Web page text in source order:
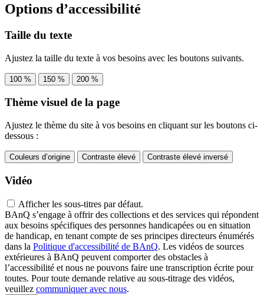
Options d’accessibilité
Taille du texte
Ajustez la taille du texte à vos besoins avec les boutons suivants.
100 % 150 % 200 %
Thème visuel de la page
Ajustez le thème du site à vos besoins en cliquant sur les boutons ci-
dessous :
Couleurs d’origine Contraste élevé Contraste élevé inversé
Vidéo
Afficher les sous-titres par défaut.
BAnQ s’engage à offrir des collections et des services qui répondent
aux besoins spécifiques des personnes handicapées ou en situation
de handicap, en tenant compte de ses principes directeurs énumérés
dans la Politique d'accessibilité de BAnQ. Les vidéos de sources
extérieures à BAnQ peuvent comporter des obstacles à
l’accessibilité et nous ne pouvons faire une transcription écrite pour
toutes. Pour toute demande relative au sous-titrage des vidéos,
veuillez communiquer avec nous.